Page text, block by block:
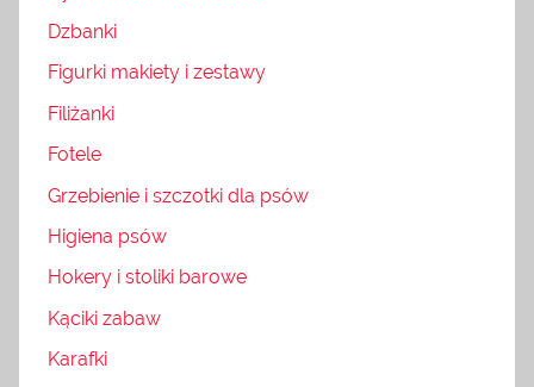
Dzbanki
Figurki makiety i zestawy
Filiżanki
Fotele
Grzebienie i szczotki dla psów
Higiena psów
Hokery i stoliki barowe
Kąciki zabaw
Karafki